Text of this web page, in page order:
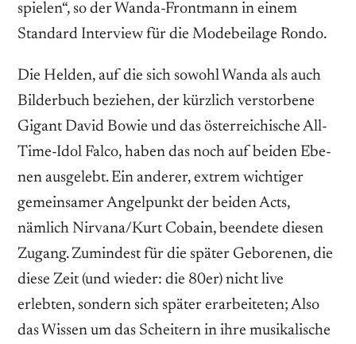
spielen“, so der Wanda­-Frontmann in einem
Standard­ Interview für die Modebeilage Rondo.
Die Helden, auf die sich sowohl Wanda als auch
Bilderbuch beziehen, der kürz­lich verstorbene
Gigant David Bowie und das österreichische All­-
Time­-Idol Falco, haben das noch auf beiden Ebe­
nen ausgelebt. Ein anderer, extrem wichtiger
gemeinsamer Angel­punkt der beiden Acts,
nämlich Nirvana/Kurt Cobain, beendete diesen
Zugang. Zumindest für die später Geborenen, die
diese Zeit (und wieder: die 80er) nicht live
erlebten, sondern sich später erarbeiteten; Also
das Wissen um das Scheitern in ihre musikalische